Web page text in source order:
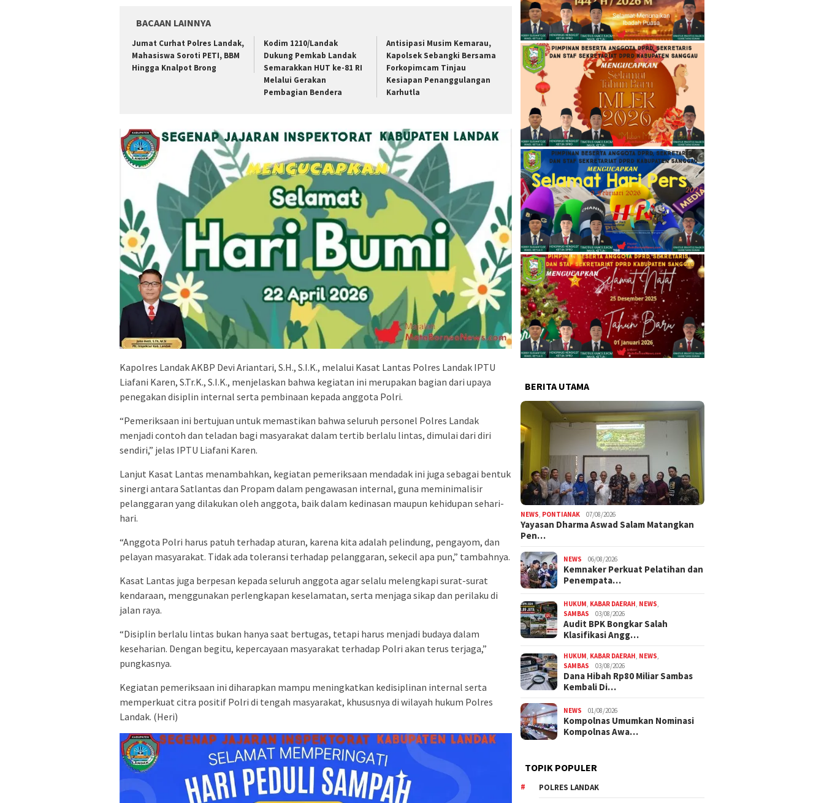
BACAAN LAINNYA
Jumat Curhat Polres Landak,
Mahasiswa Soroti PETI, BBM
Hingga Knalpot Brong
Kodim 1210/Landak
Dukung Pemkab Landak
Semarakkan HUT ke-81 RI
Melalui Gerakan
Pembagian Bendera
Antisipasi Musim Kemarau,
Kapolsek Sebangki Bersama
Forkopimcam Tinjau
Kesiapan Penanggulangan
Karhutla
Kapolres Landak AKBP Devi Ariantari, S.H., S.I.K., melalui Kasat Lantas Polres Landak IPTU
Liafani Karen, S.Tr.K., S.I.K., menjelaskan bahwa kegiatan ini merupakan bagian dari upaya
penegakan disiplin internal serta pembinaan kepada anggota Polri.
“Pemeriksaan ini bertujuan untuk memastikan bahwa seluruh personel Polres Landak
menjadi contoh dan teladan bagi masyarakat dalam tertib berlalu lintas, dimulai dari diri
sendiri,” jelas IPTU Liafani Karen.
Lanjut Kasat Lantas menambahkan, kegiatan pemeriksaan mendadak ini juga sebagai bentuk
sinergi antara Satlantas dan Propam dalam pengawasan internal, guna meminimalisir
pelanggaran yang dilakukan oleh anggota, baik dalam kedinasan maupun kehidupan sehari-
hari.
“Anggota Polri harus patuh terhadap aturan, karena kita adalah pelindung, pengayom, dan
pelayan masyarakat. Tidak ada toleransi terhadap pelanggaran, sekecil apa pun,” tambahnya.
Kasat Lantas juga berpesan kepada seluruh anggota agar selalu melengkapi surat-surat
kendaraan, menggunakan perlengkapan keselamatan, serta menjaga sikap dan perilaku di
jalan raya.
“Disiplin berlalu lintas bukan hanya saat bertugas, tetapi harus menjadi budaya dalam
keseharian. Dengan begitu, kepercayaan masyarakat terhadap Polri akan terus terjaga,”
pungkasnya.
Kegiatan pemeriksaan ini diharapkan mampu meningkatkan kedisiplinan internal serta
memperkuat citra positif Polri di tengah masyarakat, khususnya di wilayah hukum Polres
Landak. (Heri)
BERITA UTAMA
NEWS PONTIANAK 07/08/2026
Yayasan Dharma Aswad Salam Matangkan
Pen…
NEWS 06/08/2026
Kemnaker Perkuat Pelatihan dan
Penempata…
HUKUM KABAR DAERAH NEWS
SAMBAS
03/08/2026
Audit BPK Bongkar Salah
Klasifikasi Angg…
HUKUM KABAR DAERAH NEWS
SAMBAS
03/08/2026
Dana Hibah Rp80 Miliar Sambas
Kembali Di…
NEWS 01/08/2026
Kompolnas Umumkan Nominasi
Kompolnas Awa…
TOPIK POPULER
POLRES LANDAK